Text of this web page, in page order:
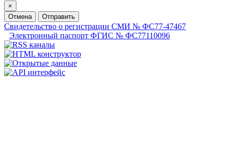
×
Отмена
Отправить
Свидетельство о регистрации СМИ № ФС77-47467
Электронный паспорт ФГИС № ФС77110096